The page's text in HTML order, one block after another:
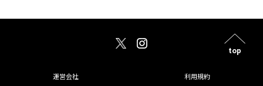
top
運営会社 利用規約